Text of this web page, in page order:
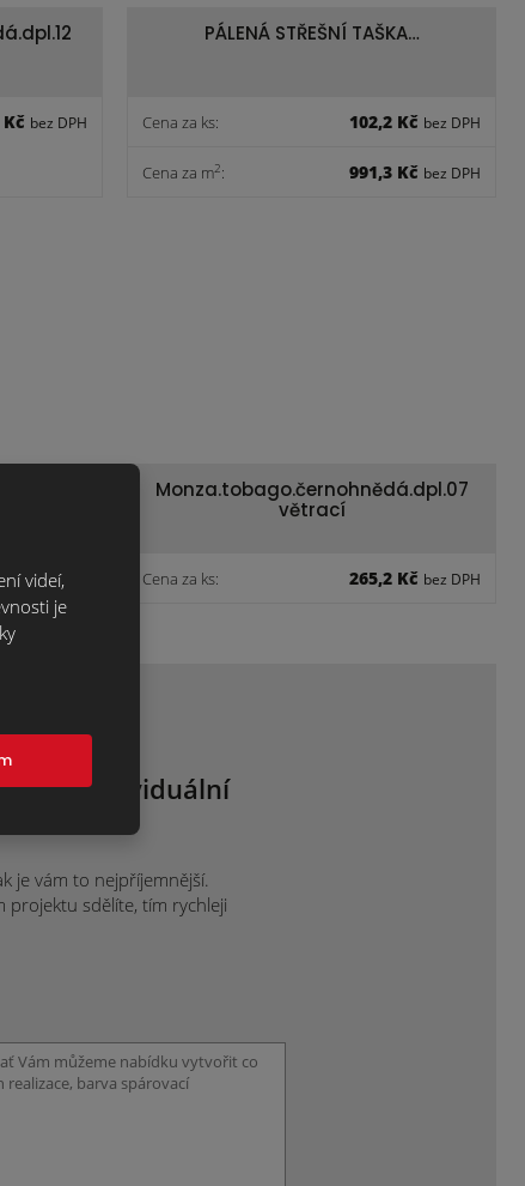
bez DPH
PÁLENÁ STŘEŠNÍ TAŠKA…
Cena za ks: 102,2 Kč bez DPH
Cena za m2: 991,3 Kč bez DPH
Kčbez DPH
Monza.tobago.černohnědá.dpl.07
větrací
Cena za ks: 265,2 Kč bez DPH
o individuální
je vám to nejpříjemnější.
sdělíte, tím rychleji
videí,
je